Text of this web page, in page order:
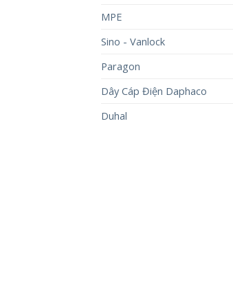
MPE
Sino - Vanlock
Paragon
Dây Cáp Điện Daphaco
Duhal